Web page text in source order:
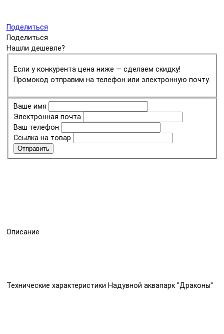
Поделиться
Поделиться
Нашли дешевле?
Если у конкурента цена ниже — сделаем скидку!
Промокод отправим на телефон или электронную почту.
Ваше имя
Электронная почта
Ваш телефон
Ссылка на товар
Отправить
Описание
Технические характеристики Надувной аквапарк "Драконы"